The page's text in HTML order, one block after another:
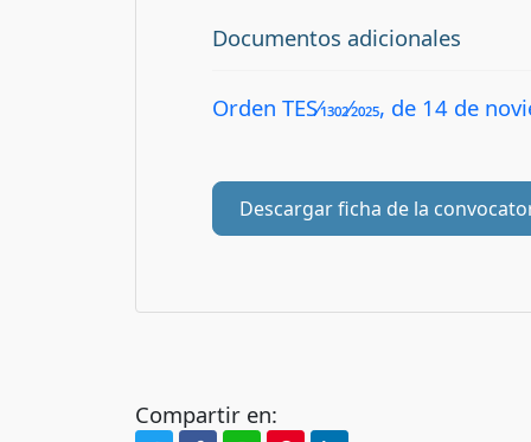
Documentos adicionales
Orden TES⁄1302⁄2025, de 14 de
Descargar ficha de la
Compartir en: